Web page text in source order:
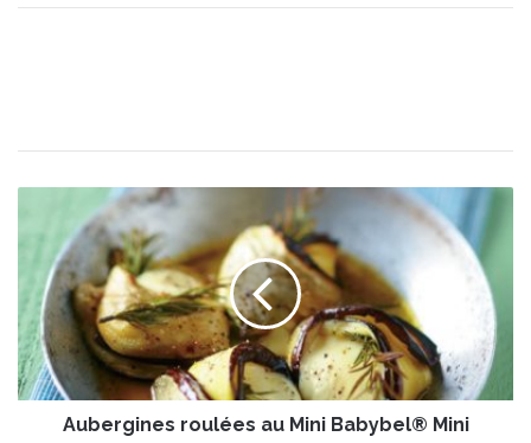
i
n
e
Aubergines roulées au Mini Babybel® Mini